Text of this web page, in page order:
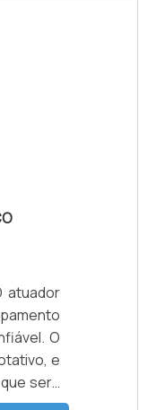
(com o
possui
por ar
atuador
O
e
será
por uma